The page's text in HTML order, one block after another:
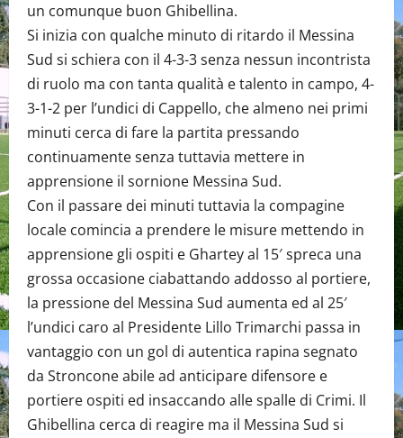
un comunque buon Ghibellina.
Si inizia con qualche minuto di ritardo il Messina
Sud si schiera con il 4-3-3 senza nessun incontrista
di ruolo ma con tanta qualità e talento in campo, 4-
3-1-2 per l’undici di Cappello, che almeno nei primi
minuti cerca di fare la partita pressando
continuamente senza tuttavia mettere in
apprensione il sornione Messina Sud.
Con il passare dei minuti tuttavia la compagine
locale comincia a prendere le misure mettendo in
apprensione gli ospiti e Ghartey al 15′ spreca una
grossa occasione ciabattando addosso al portiere,
la pressione del Messina Sud aumenta ed al 25′
l’undici caro al Presidente Lillo Trimarchi passa in
vantaggio con un gol di autentica rapina segnato
da Stroncone abile ad anticipare difensore e
portiere ospiti ed insaccando alle spalle di Crimi. Il
Ghibellina cerca di reagire ma il Messina Sud si